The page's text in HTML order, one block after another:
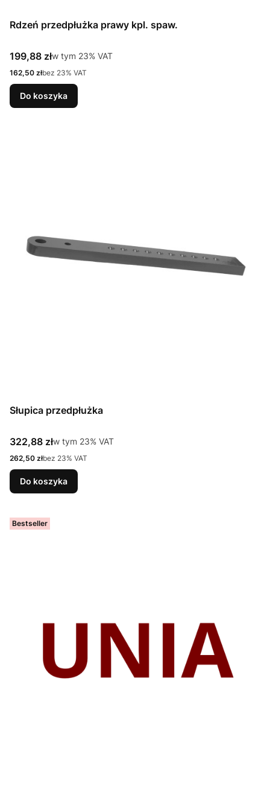
Rdzeń przedpłużka prawy kpl. spaw.
Cena brutto
199,88 złw tym %s VAT
w tym 23% VAT
Cena netto
162,50 złbez 23% VAT
Do koszyka
Słupica przedpłużka
Cena brutto
322,88 złw tym %s VAT
w tym 23% VAT
Cena netto
262,50 złbez 23% VAT
Do koszyka
Bestseller